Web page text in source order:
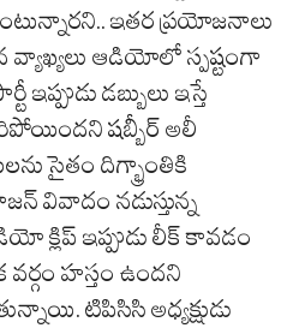
ఇతర ప్రయోజనాలు
వ్యాఖ్యలు ఆడియోలో స్పష్టంగా
ఇప్పుడు డబ్బులు ఇస్తే
షబ్బీర్ అలీ
సైతం దిగ్భ్రాంతికి
వివాదం నడుస్తున్న
క్లిప్ ఇప్పుడు లీక్ కావడం
వర్గం హస్తం ఉందని
టిపిసిసి అధ్యక్షుడు